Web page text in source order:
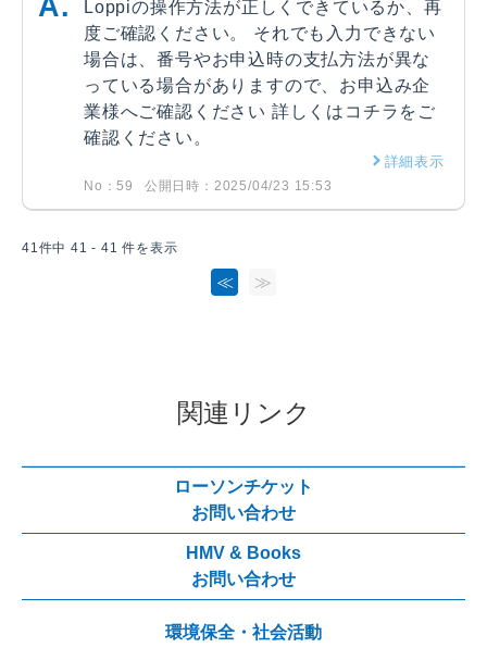
Loppiの操作方法が正しくできているか、再
度ご確認ください。 それでも入力できない
場合は、番号やお申込時の支払方法が異な
っている場合がありますので、お申込み企
業様へご確認ください 詳しくはコチラをご
確認ください。
詳細表示
No：59 公開日時：2025/04/23 15:53
41件中 41 - 41 件を表示
≪ ≫
関連リンク
ローソンチケット
お問い合わせ
HMV & Books
お問い合わせ
環境保全・社会活動